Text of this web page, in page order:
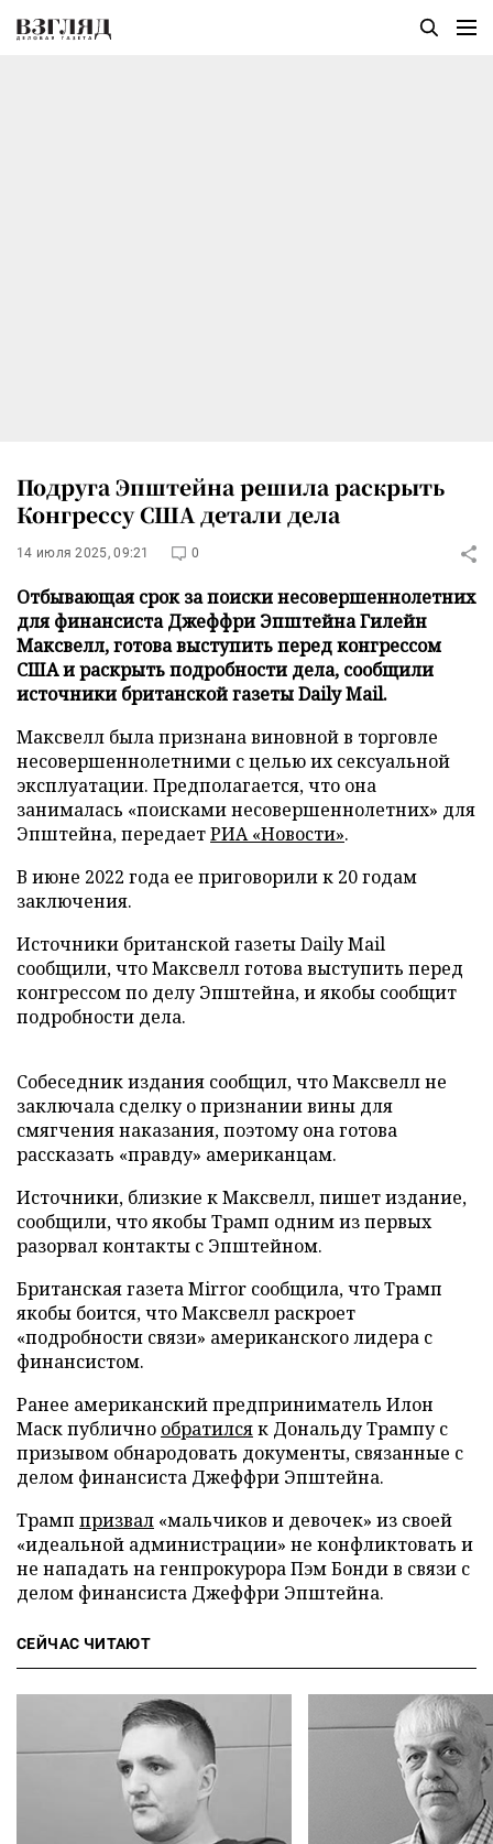
Подруга Эпштейна решила раскрыть
Конгрессу США детали дела
14 июля 2025, 09:21 0
Отбывающая срок за поиски несовершеннолетних
для финансиста Джеффри Эпштейна Гилейн
Максвелл, готова выступить перед конгрессом
США и раскрыть подробности дела, сообщили
источники британской газеты Daily Mail.
Максвелл была признана виновной в торговле
несовершеннолетними с целью их сексуальной
эксплуатации. Предполагается, что она
занималась «поисками несовершеннолетних» для
Эпштейна, передаетРИА «Новости».
В июне 2022 года ее приговорили к 20 годам
заключения.
Источники британской газеты Daily Mail
сообщили, что Максвелл готова выступить перед
конгрессом по делу Эпштейна, и якобы сообщит
подробности дела.
Собеседник издания сообщил, что Максвелл не
заключала сделку о признании вины для
смягчения наказания, поэтому она готова
рассказать «правду» американцам.
Источники, близкие к Максвелл, пишет издание,
сообщили, что якобы Трамп одним из первых
разорвал контакты с Эпштейном.
Британская газета Mirror сообщила, что Трамп
якобы боится, что Максвелл раскроет
«подробности связи» американского лидера с
финансистом.
Ранее американский предприниматель Илон
Маск публично обратилсяк Дональду Трампу с
призывом обнародовать документы, связанные с
делом финансиста Джеффри Эпштейна.
Трамп призвал «мальчиков и девочек» из своей
«идеальной администрации» не конфликтовать и
не нападать на генпрокурора Пэм Бонди в связи с
делом финансиста Джеффри Эпштейна.
СЕЙЧАС ЧИТАЮТ